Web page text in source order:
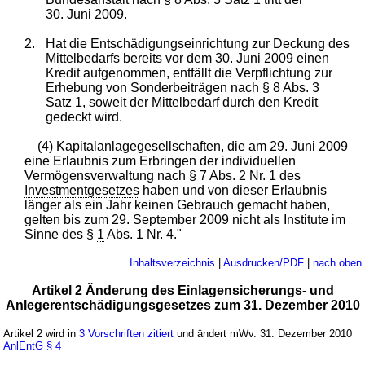
30. Juni 2009.
2.
Hat die Entschädigungseinrichtung zur Deckung des
Mittelbedarfs bereits vor dem 30. Juni 2009 einen
Kredit aufgenommen, entfällt die Verpflichtung zur
Erhebung von Sonderbeiträgen nach § 8Abs. 3
Satz 1, soweit der Mittelbedarf durch den Kredit
gedeckt wird.
(4) Kapitalanlagegesellschaften, die am 29. Juni 2009
eine Erlaubnis zum Erbringen der individuellen
Vermögensverwaltung nach §7Abs. 2 Nr. 1 des
Investmentgesetzes haben und von dieser Erlaubnis
länger als ein Jahr keinen Gebrauch gemacht haben,
gelten bis zum 29. September 2009 nicht als Institute im
Sinne des § 1 Abs. 1 Nr. 4."
Inhaltsverzeichnis | Ausdrucken/PDF| nach oben
Artikel 2 Änderung des Einlagensicherungs- und
Anlegerentschädigungsgesetzes zum 31. Dezember 2010
Artikel 2 wird in3 Vorschriften zitiert und ändert mWv. 31. Dezember 2010
AnlEntG § 4